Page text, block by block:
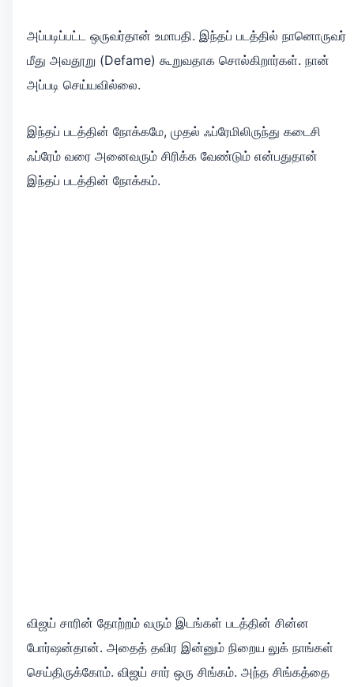
அப்படிப்பட்ட ஒருவர்தான் உமாபதி. இந்தப் படத்தில் நானொருவர்
மீது அவதூறு (Defame) கூறுவதாக சொல்கிறார்கள். நான்
அப்படி செய்யவில்லை.
இந்தப் படத்தின் நோக்கமே, முதல் ஃப்ரேமிலிருந்து கடைசி
ஃப்ரேம் வரை அனைவரும் சிரிக்க வேண்டும் என்பதுதான்
இந்தப் படத்தின் நோக்கம்.
விஜய் சாரின் தோற்றம் வரும் இடங்கள் படத்தின் சின்ன
போர்ஷன்தான். அதைத் தவிர இன்னும் நிறைய லுக் நாங்கள்
செய்திருக்கோம். விஜய் சார் ஒரு சிங்கம். அந்த சிங்கத்தை